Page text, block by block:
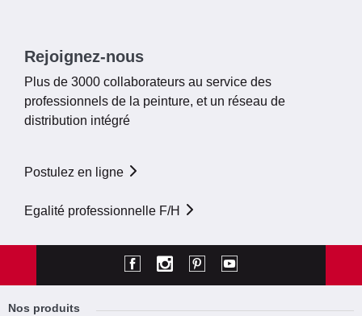
Rejoignez-nous
Plus de 3000 collaborateurs au service des
professionnels de la peinture, et un réseau de
distribution intégré
Postulez en ligne
Egalité professionnelle F/H
Nos produits